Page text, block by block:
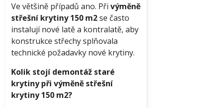
Ve většině případů ano. Při výměně
střešní krytiny 150 m2se často
instalují nové latě a kontralatě, aby
konstrukce střechy splňovala
technické požadavky nové krytiny.
Kolik stojí demontáž staré
krytiny při výměně střešní
krytiny 150 m2?